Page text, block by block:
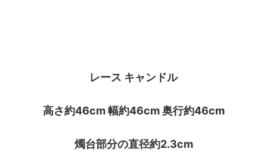
レース キャンドル
高さ約46cm 幅約46cm 奥行約46cm
燭台部分の直径約2.3cm